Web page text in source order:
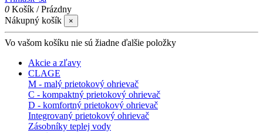
0 Košík /Prázdny
Nákupný košík
×
Vo vašom košíku nie sú žiadne ďalšie položky
Akcie a zľavy
CLAGE
M - malý prietokový ohrievač
C - kompaktný prietokový ohrievač
D - komfortný prietokový ohrievač
Integrovaný prietokový ohrievač
Zásobníky teplej vody